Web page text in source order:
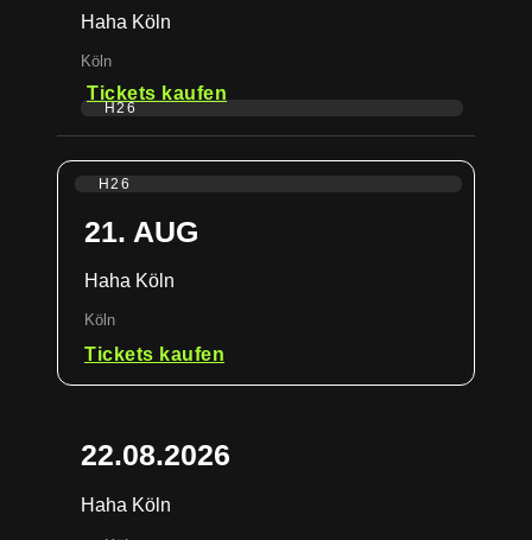
Haha Köln
Köln
Tickets kaufen
H26
H26
21. AUG
Haha Köln
Köln
Tickets kaufen
22.08.2026
Haha Köln